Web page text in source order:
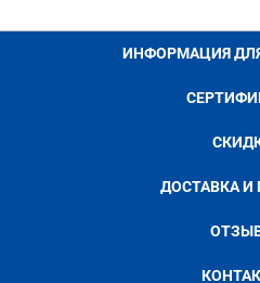
ИНФОРМАЦИЯ
ДОСТАВКА